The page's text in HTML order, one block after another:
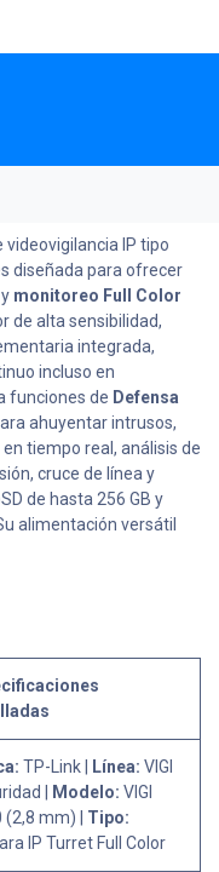
videovigilancia IP tipo
diseñada para ofrecer
monitoreo Full Color
de alta sensibilidad,
integrada,
incluso en
funciones de Defensa
ahuyentar intrusos,
tiempo real, análisis de
cruce de línea y
de hasta 256 GB y
alimentación versátil
TP-Link | Línea: VIGI
|
Modelo: VIGI
(2,8 mm) | Tipo:
IP Turret Full Color